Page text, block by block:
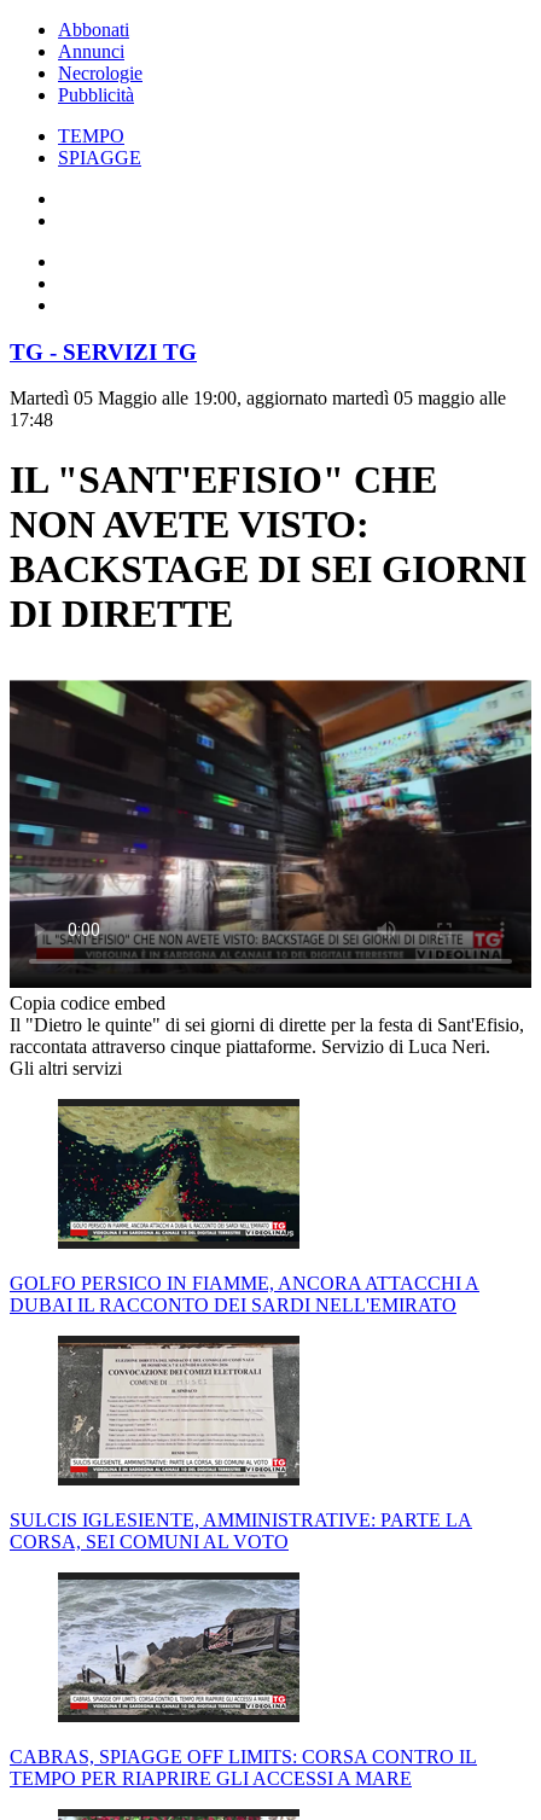
Abbonati
Annunci
Necrologie
Pubblicità
TEMPO
SPIAGGE
TG - SERVIZI TG
Martedì 05 Maggio alle 19:00, aggiornato martedì 05 maggio alle
17:48
IL "SANT'EFISIO" CHE
NON AVETE VISTO:
BACKSTAGE DI SEI GIORNI
DI DIRETTE
Copia codice embed
Il "Dietro le quinte" di sei giorni di dirette per la festa di Sant'Efisio,
raccontata attraverso cinque piattaforme. Servizio di Luca Neri.
Gli altri servizi
GOLFO PERSICO IN FIAMME, ANCORA ATTACCHI A
DUBAI IL RACCONTO DEI SARDI NELL'EMIRATO
SULCIS IGLESIENTE, AMMINISTRATIVE: PARTE LA
CORSA, SEI COMUNI AL VOTO
CABRAS, SPIAGGE OFF LIMITS: CORSA CONTRO IL
TEMPO PER RIAPRIRE GLI ACCESSI A MARE